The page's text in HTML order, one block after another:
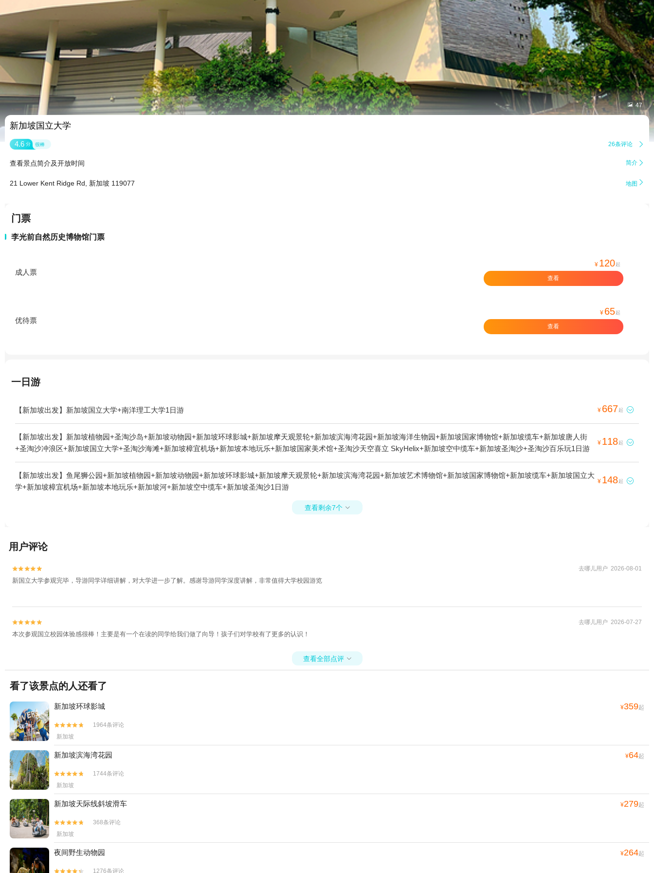
 47
新加坡国立大学
4.6 分 很棒 26条评论 
查看景点简介及开放时间 简介 
21 Lower Kent Ridge Rd, 新加坡 119077 地图 
门票
李光前自然历史博物馆门票
成人票
¥ 120 起
查看
优待票
¥ 65 起
查看
一日游
【新加坡出发】新加坡国立大学+南洋理工大学1日游 ¥ 667起 
【新加坡出发】新加坡植物园+圣淘沙岛+新加坡动物园+新加坡环球影城+新加坡摩天观景轮+新加坡滨海湾花园+新加坡海洋生物园+新加坡国家博物馆+新加坡缆车+新加坡唐人街
+圣淘沙冲浪区+新加坡国立大学+圣淘沙海滩+新加坡樟宜机场+新加坡本地玩乐+新加坡国家美术馆+圣淘沙天空喜立 SkyHelix+新加坡空中缆车+新加坡圣淘沙+圣淘沙百乐玩1日游
¥ 118起 
【新加坡出发】鱼尾狮公园+新加坡植物园+新加坡动物园+新加坡环球影城+新加坡摩天观景轮+新加坡滨海湾花园+新加坡艺术博物馆+新加坡国家博物馆+新加坡缆车+新加坡国立大
学+新加坡樟宜机场+新加坡本地玩乐+新加坡河+新加坡空中缆车+新加坡圣淘沙1日游
¥ 148起 
查看剩余7个 
用户评论

 去哪儿用户 2026-08-01
新国立大学参观完毕，导游同学详细讲解，对大学进一步了解。感谢导游同学深度讲解，非常值得大学校园游览

 去哪儿用户 2026-07-27
本次参观国立校园体验感很棒！主要是有一个在读的同学给我们做了向导！孩子们对学校有了更多的认识！
查看全部点评 
看了该景点的人还看了
新加坡环球影城 ¥359起


1964条评论
新加坡
新加坡滨海湾花园 ¥64起


1744条评论
新加坡
新加坡天际线斜坡滑车 ¥279起


368条评论
新加坡
夜间野生动物园 ¥264起

 1276条评论